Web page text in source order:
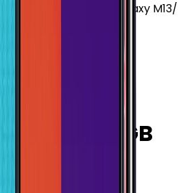
Yenilenmiş Galaxy M13/
Samsung
Yeşil 128 GB